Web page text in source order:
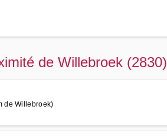
de Willebroek (2830)
de Willebroek)